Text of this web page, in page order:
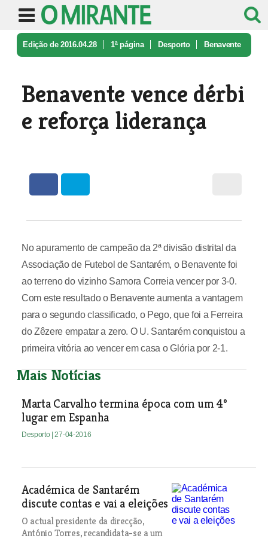
Edição de 2016.04.28 1ª página Desporto Benavente
Benavente vence dérbi
e reforça liderança
No apuramento de campeão da 2ª divisão distrital da
Associação de Futebol de Santarém, o Benavente foi
ao terreno do vizinho Samora Correia vencer por 3-0.
Com este resultado o Benavente aumenta a vantagem
para o segundo classificado, o Pego, que foi a Ferreira
do Zêzere empatar a zero. O U. Santarém conquistou a
primeira vitória ao vencer em casa o Glória por 2-1.
Mais Notícias
Marta Carvalho termina época com um 4º
lugar em Espanha
Desporto | 27-04-2016
Académica de Santarém
discute contas e vai a eleições
O actual presidente da direcção,
António Torres, recandidata-se a um